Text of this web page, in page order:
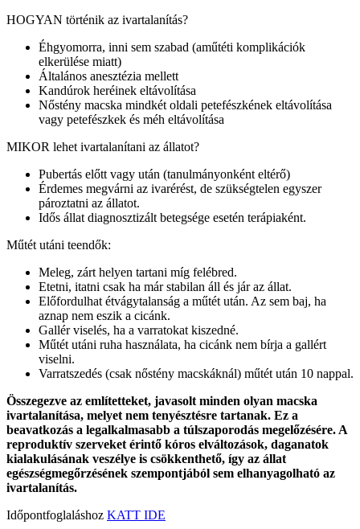
HOGYAN történik az ivartalanítás?
Éhgyomorra, inni sem szabad (aműtéti komplikációk
elkerülése miatt)
Általános anesztézia mellett
Kandúrok heréinek eltávolítása
Nőstény macska mindkét oldali petefészkének eltávolítása
vagy petefészkek és méh eltávolítása
MIKOR lehet ivartalanítani az állatot?
Pubertás előtt vagy után (tanulmányonként eltérő)
Érdemes megvárni az ivarérést, de szükségtelen egyszer
pároztatni az állatot.
Idős állat diagnosztizált betegsége esetén terápiaként.
Műtét utáni teendők:
Meleg, zárt helyen tartani míg felébred.
Etetni, itatni csak ha már stabilan áll és jár az állat.
Előfordulhat étvágytalanság a műtét után. Az sem baj, ha
aznap nem eszik a cicánk.
Gallér viselés, ha a varratokat kiszedné.
Műtét utáni ruha használata, ha cicánk nem bírja a gallért
viselni.
Varratszedés (csak nőstény macskáknál) műtét után 10 nappal.
Összegezve az említetteket, javasolt minden olyan macska
ivartalanítása, melyet nem tenyésztésre tartanak. Ez a
beavatkozás a legalkalmasabb a túlszaporodás megelőzésére. A
reproduktív szerveket érintő kóros elváltozások, daganatok
kialakulásának veszélye is csökkenthető, így az állat
egészségmegőrzésének szempontjából sem elhanyagolható az
ivartalanítás.
Időpontfoglaláshoz KATT IDE